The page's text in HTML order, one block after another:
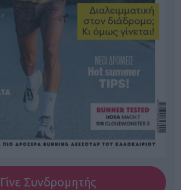
Γίνε Συνδρομητής